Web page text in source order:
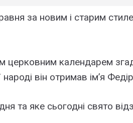
за новим і старим
церковним календарем
він отримав ім’я
та яке сьогодні свято